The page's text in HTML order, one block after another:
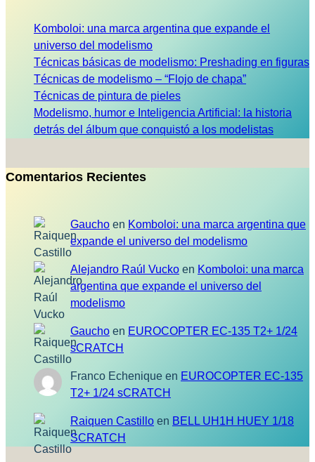
Komboloi: una marca argentina que expande el
universo del modelismo
Técnicas básicas de modelismo: Preshading en figuras
Técnicas de modelismo – “Flojo de chapa”
Técnicas de pintura de pieles
Modelismo, humor e Inteligencia Artificial: la historia
detrás del álbum que conquistó a los modelistas
Comentarios Recientes
Gaucho en Komboloi: una marca argentina que
expande el universo del modelismo
Alejandro Raúl Vucko en Komboloi: una marca
argentina que expande el universo del
modelismo
Gaucho en EUROCOPTER EC-135 T2+ 1/24
sCRATCH
Franco Echenique en EUROCOPTER EC-135
T2+ 1/24 sCRATCH
Raiquen Castillo en BELL UH1H HUEY 1/18
SCRATCH